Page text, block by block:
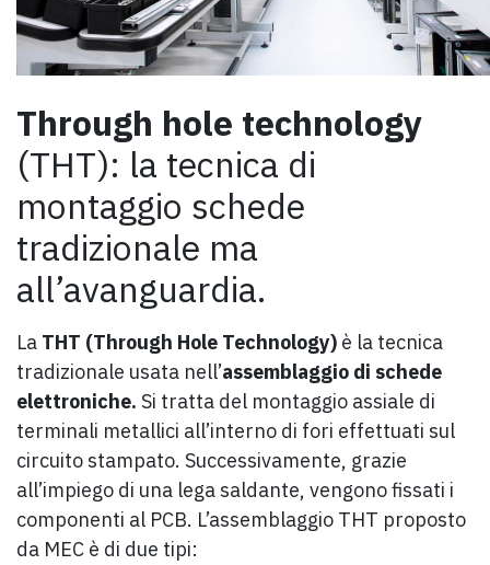
Through hole technology
(THT): la tecnica di
montaggio schede
tradizionale ma
all’avanguardia.
La THT (Through Hole Technology) è la tecnica
tradizionale usata nell’assemblaggio di schede
elettroniche. Si tratta del montaggio assiale di
terminali metallici all’interno di fori effettuati sul
circuito stampato. Successivamente, grazie
all’impiego di una lega saldante, vengono fissati i
componenti al PCB. L’assemblaggio THT proposto
da MEC è di due tipi: